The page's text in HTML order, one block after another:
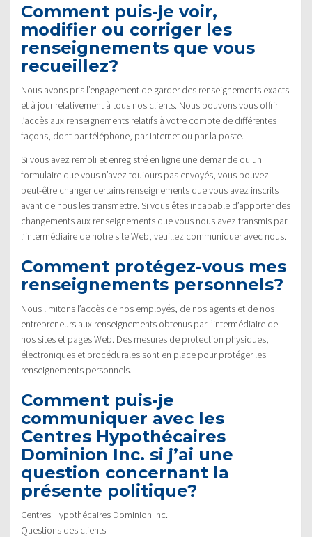
Comment puis-je voir,
modifier ou corriger les
renseignements que vous
recueillez?
Nous avons pris l’engagement de garder des renseignements exacts
et à jour relativement à tous nos clients. Nous pouvons vous offrir
l’accès aux renseignements relatifs à votre compte de différentes
façons, dont par téléphone, par Internet ou par la poste.
Si vous avez rempli et enregistré en ligne une demande ou un
formulaire que vous n’avez toujours pas envoyés, vous pouvez
peut-être changer certains renseignements que vous avez inscrits
avant de nous les transmettre. Si vous êtes incapable d’apporter des
changements aux renseignements que vous nous avez transmis par
l’intermédiaire de notre site Web, veuillez communiquer avec nous.
Comment protégez-vous mes
renseignements personnels?
Nous limitons l’accès de nos employés, de nos agents et de nos
entrepreneurs aux renseignements obtenus par l’intermédiaire de
nos sites et pages Web. Des mesures de protection physiques,
électroniques et procédurales sont en place pour protéger les
renseignements personnels.
Comment puis-je
communiquer avec les
Centres Hypothécaires
Dominion Inc. si j’ai une
question concernant la
présente politique?
Centres Hypothécaires Dominion Inc.
Questions des clients